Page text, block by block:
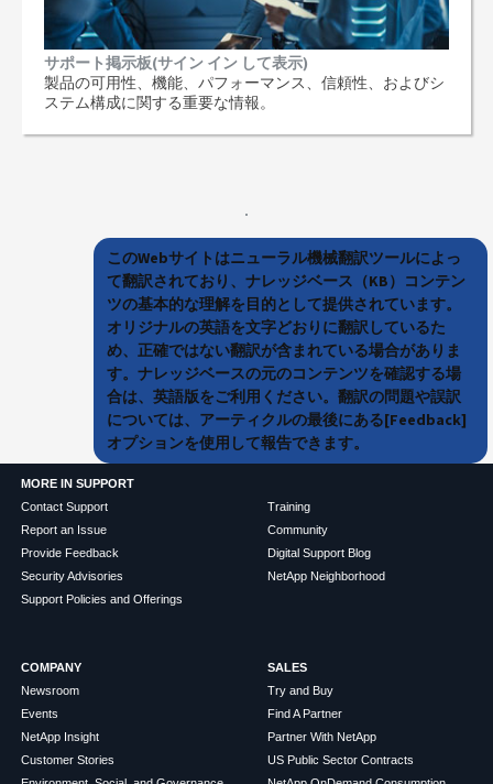
サポート掲示板(サイン イン して表示)
製品の可用性、機能、パフォーマンス、信頼性、およびシ
ステム構成に関する重要な情報。
このWebサイトはニューラル機械翻訳ツールによっ
て翻訳されており、ナレッジベース（KB）コンテン
ツの基本的な理解を目的として提供されています。
オリジナルの英語を文字どおりに翻訳しているた
め、正確ではない翻訳が含まれている場合がありま
す。ナレッジベースの元のコンテンツを確認する場
合は、英語版をご利用ください。翻訳の問題や誤訳
については、アーティクルの最後にある[Feedback]
オプションを使用して報告できます。
MORE IN SUPPORT
Contact Support
Report an Issue
Provide Feedback
Security Advisories
Support Policies and Offerings
Training
Community
Digital Support Blog
NetApp Neighborhood
COMPANY
Newsroom
Events
NetApp Insight
Customer Stories
SALES
Try and Buy
Find A Partner
Partner With NetApp
US Public Sector Contracts